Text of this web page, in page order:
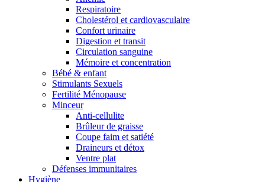
Respiratoire
Cholestérol et cardiovasculaire
Confort urinaire
Digestion et transit
Circulation sanguine
Mémoire et concentration
Bébé & enfant
Stimulants Sexuels
Fertilité Ménopause
Minceur
Anti-cellulite
Brûleur de graisse
Coupe faim et satiété
Draineurs et détox
Ventre plat
Défenses immunitaires
Hygiène